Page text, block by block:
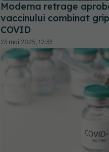
Moderna retrage
vaccinului combinat
COVID
23 mai 2025, 12:33